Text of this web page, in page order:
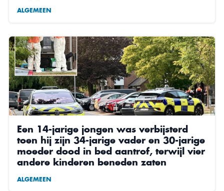
ALGEMEEN
Een 14-jarige jongen was verbijsterd
toen hij zijn 34-jarige vader en 30-jarige
moeder dood in bed aantrof, terwijl vier
andere kinderen beneden zaten
ALGEMEEN